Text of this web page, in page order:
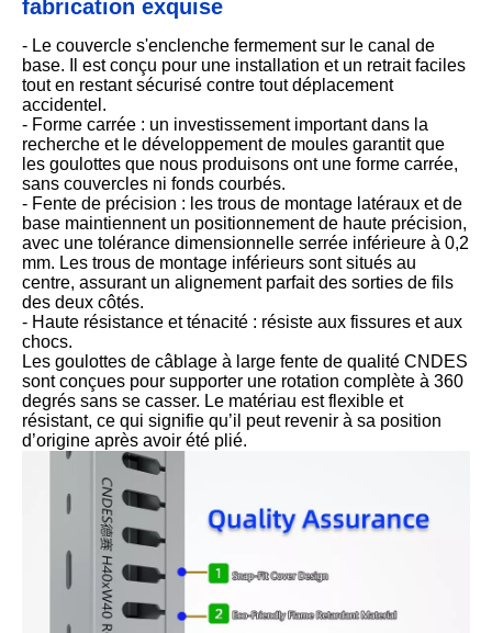
fabrication exquise
- Le couvercle s'enclenche fermement sur le canal de
base. Il est conçu pour une installation et un retrait faciles
tout en restant sécurisé contre tout déplacement
accidentel.
- Forme carrée : un investissement important dans la
recherche et le développement de moules garantit que
les goulottes que nous produisons ont une forme carrée,
sans couvercles ni fonds courbés.
- Fente de précision : les trous de montage latéraux et de
base maintiennent un positionnement de haute précision,
avec une tolérance dimensionnelle serrée inférieure à 0,2
mm. Les trous de montage inférieurs sont situés au
centre, assurant un alignement parfait des sorties de fils
des deux côtés.
- Haute résistance et ténacité : résiste aux fissures et aux
chocs.
Les goulottes de câblage à large fente de qualité CNDES
sont conçues pour supporter une rotation complète à 360
degrés sans se casser. Le matériau est flexible et
résistant, ce qui signifie qu’il peut revenir à sa position
d’origine après avoir été plié.